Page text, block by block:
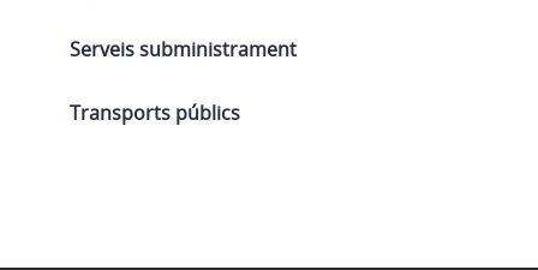
Serveis subministrament
Transports públics